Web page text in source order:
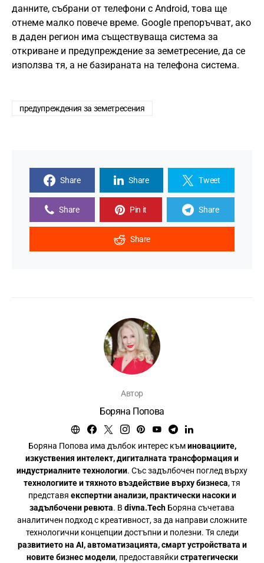
данните, събрани от телефони с Android, това ще
отнеме малко повече време. Google препоръчват, ако
в даден регион има съществуваща система за
откриване и предупреждение за земетресение, да се
използва тя, а не базираната на телефона система.
предупреждения за земетресения
Share Share Tweet
Share Pin it Share
Share
Автор
Боряна Попова
Боряна Попова има дълбок интерес къминовациите,
изкуствения интелект, дигиталната трансформация и
индустриалните технологии. Със задълбочен поглед върху
технологиите и тяхното въздействие върху бизнеса, тя
представя експертни анализи, практически насоки и
задълбочени ревюта. В divna.Tech Боряна съчетава
аналитичен подход с креативност, за да направи сложните
технологични концепции достъпни и полезни. Тя следи
развитието на AI, автоматизацията, смарт устройствата и
новите бизнес модели, предоставяйки стратегически